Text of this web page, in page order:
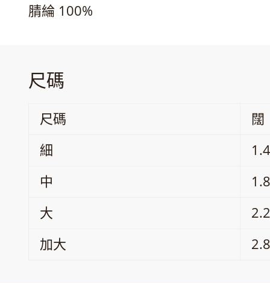
腈綸 100%
尺碼
尺碼
闊
細
中
大
加大